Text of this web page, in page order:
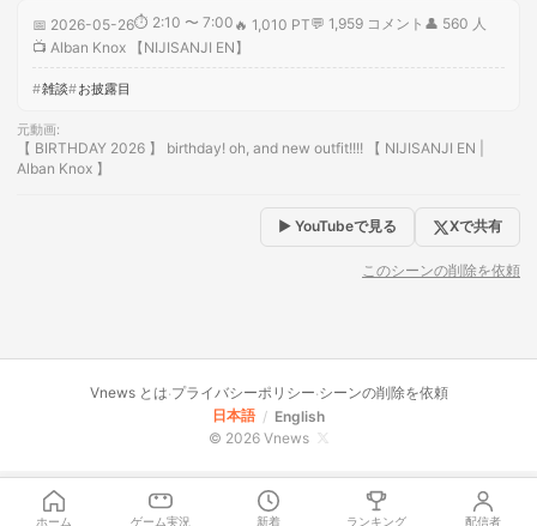
📅 2026-05-26⏱ 2:10 〜 7:00 🔥 1,010 PT💬 1,959 コメント 👤 560 人
📺 Alban Knox 【NIJISANJI EN】
雑談 お披露目
元動画:
【 BIRTHDAY 2026 】 birthday! oh, and new outfit!!!! 【 NIJISANJI EN |
Alban Knox 】
▶ YouTubeで見る Xで共有
このシーンの削除を依頼
Vnews とは·プライバシーポリシー·シーンの削除を依頼
日本語 / English
© 2026 Vnews
ホーム ゲーム実況 新着 ランキング 配信者